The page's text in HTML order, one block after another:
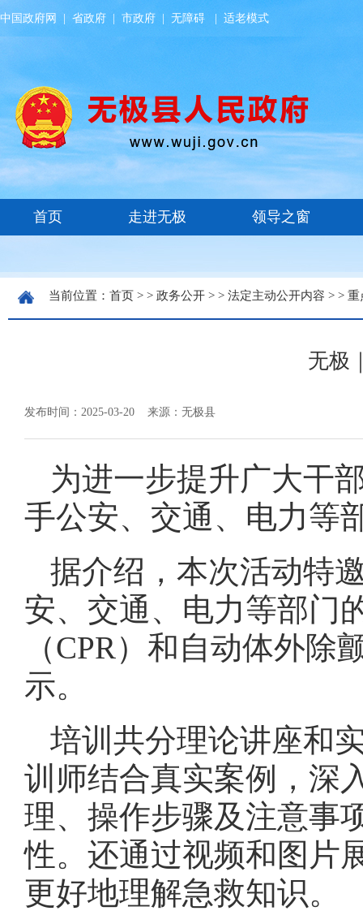
中国政府网 省政府 市政府 无障碍 适老模式
当前位置： 首页 > > 政务公开 > > 法定主动公开内容 > > 重
无极
发布时间：2025-03-20 来源：无极县
为进一步提升广大干
手公安、交通、电力等
据介绍，本次活动特
安、交通、电力等部门
（CPR）和自动体外
示。
培训共分理论讲座和
训师结合真实案例，深
理、操作步骤及注意事
性。还通过视频和图片
更好地理解急救知识。